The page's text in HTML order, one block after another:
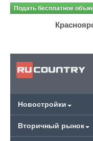
Подать бесплатное
Новостройки
Вторичный рынок